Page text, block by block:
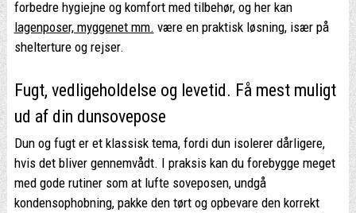
forbedre hygiejne og komfort med tilbehør, og her kan
lagenposer, myggenet mm. være en praktisk løsning, især på
shelterture og rejser.
Fugt, vedligeholdelse og levetid. Få mest muligt
ud af din dunsovepose
Dun og fugt er et klassisk tema, fordi dun isolerer dårligere,
hvis det bliver gennemvådt. I praksis kan du forebygge meget
med gode rutiner som at lufte soveposen, undgå
kondensophobning, pakke den tørt og opbevare den korrekt